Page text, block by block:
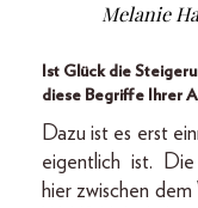
Melanie
Ist Glück die
diese Begriffe Ihrer
Dazu ist es erst
eigentlich ist.
hier zwischen